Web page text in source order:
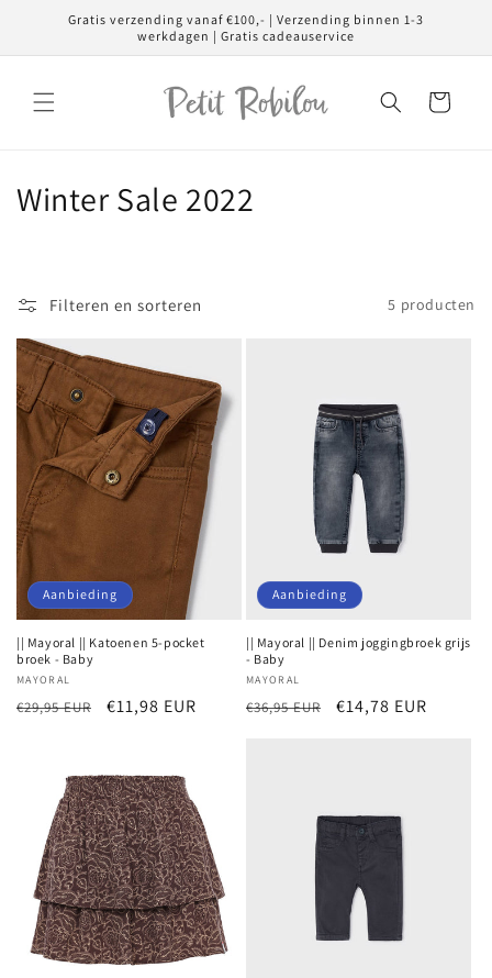
naar deGratis verzending vanaf €100,- | Verzending binnen 1-3
werkdagen | Gratis cadeauservice
Winkelwagen
C
e
c
t
e
:
Winter Sale 2022
Filteren en sorteren 5 producten
Aanbieding
|| Mayoral || Katoenen 5-pocket
broek - Baby
Verkoper:
MAYORAL
Normale
€29,95 EUR Aanbiedingsprijs
€11,98 EUR
Aanbieding
|| Mayoral || Denim joggingbroek grijs
- Baby
Verkoper:
MAYORAL
Normale
€36,95 EUR Aanbiedingsprijs
€14,78 EUR